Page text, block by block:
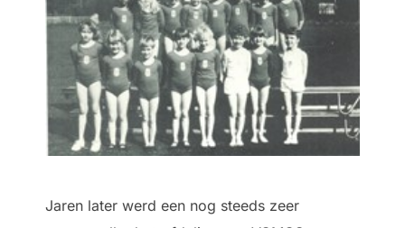
Jaren later werd een nog steeds zeer